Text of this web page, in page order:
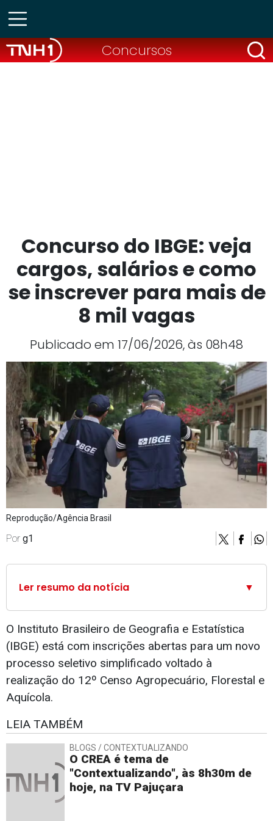
Concursos
Concurso do IBGE: veja
cargos, salários e como
se inscrever para mais de
8 mil vagas
Publicado em 17/06/2026, às 08h48
Reprodução/Agência Brasil
Por g1
Ler resumo da notícia ▼
O Instituto Brasileiro de Geografia e Estatística
(IBGE) está com inscrições abertas para um novo
processo seletivo simplificado voltado à
realização do 12º Censo Agropecuário, Florestal e
Aquícola.
LEIA TAMBÉM
BLOGS / CONTEXTUALIZANDO
O CREA é tema de
"Contextualizando", às 8h30m de
hoje, na TV Pajuçara